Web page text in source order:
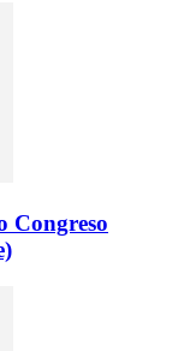
Congreso